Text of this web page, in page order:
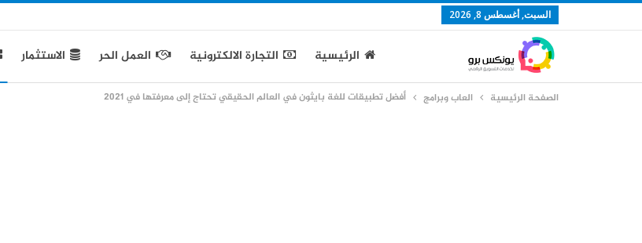
السبت, أغسطس 8, 2026
الرئيسية التجارة الالكترونية العمل الحر الاستثمار
الصفحة الرئيسية العاب وبرامج أفضل تطبيقات للغة بايثون في العالم الحقيقي تحتاج إلى معرفتها في 2021